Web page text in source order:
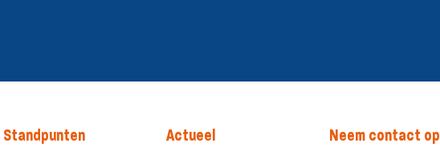
Standpunten Actueel Neem contact op